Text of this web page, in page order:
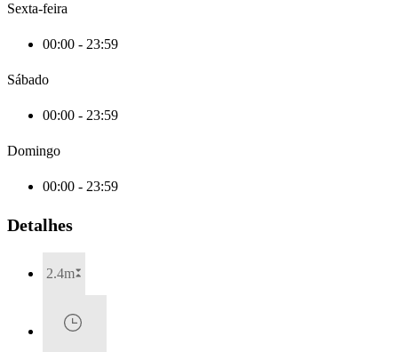
Sexta-feira
00:00 - 23:59
Sábado
00:00 - 23:59
Domingo
00:00 - 23:59
Detalhes
2.4m